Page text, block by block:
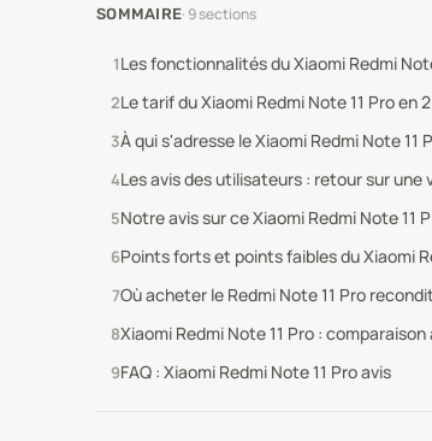
SOMMAIRE· 9sections
Les fonctionnalités du Xiaomi Redmi
Le tarif du Xiaomi Redmi Note 11 Pro en
À qui s'adresse le Xiaomi Redmi Note 11
Les avis des utilisateurs : retour sur une
Notre avis sur ce Xiaomi Redmi Note 11
Points forts et points faibles du Xiaomi
Où acheter le Redmi Note 11 Pro
Xiaomi Redmi Note 11 Pro :
FAQ : Xiaomi Redmi Note 11 Pro avis